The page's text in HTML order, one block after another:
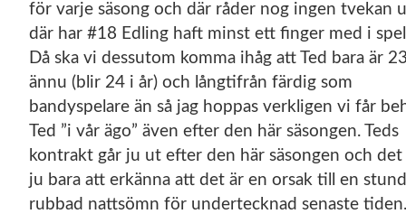
för varje säsong och där råder nog ingen tvekan
där har #18 Edling haft minst ett finger med i
Då ska vi dessutom komma ihåg att Ted bara är
ännu (blir 24 i år) och långtifrån färdig som
bandyspelare än så jag hoppas verkligen vi får
Ted ”i vår ägo” även efter den här säsongen. Teds
kontrakt går ju ut efter den här säsongen och det
ju bara att erkänna att det är en orsak till en
rubbad nattsömn för undertecknad senaste